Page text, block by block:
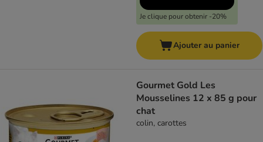
Je clique pour obtenir -20%
Ajouter au panier
Gourmet Gold Les
Mousselines 12 x 85 g pour
chat
colin, carottes